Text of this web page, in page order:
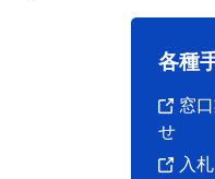
各種
窓
せ
入